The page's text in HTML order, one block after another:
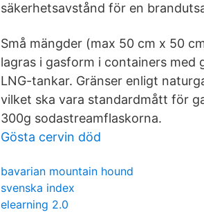
säkerhetsavstånd för en
Små mängder (max 50 cm x 50
lagras i gasform i containers med
LNG-tankar. Gränser enligt
vilket ska vara standardmått för
300g sodastreamflaskorna.
Gösta cervin död
bavarian mountain hound
svenska index
elearning 2.0